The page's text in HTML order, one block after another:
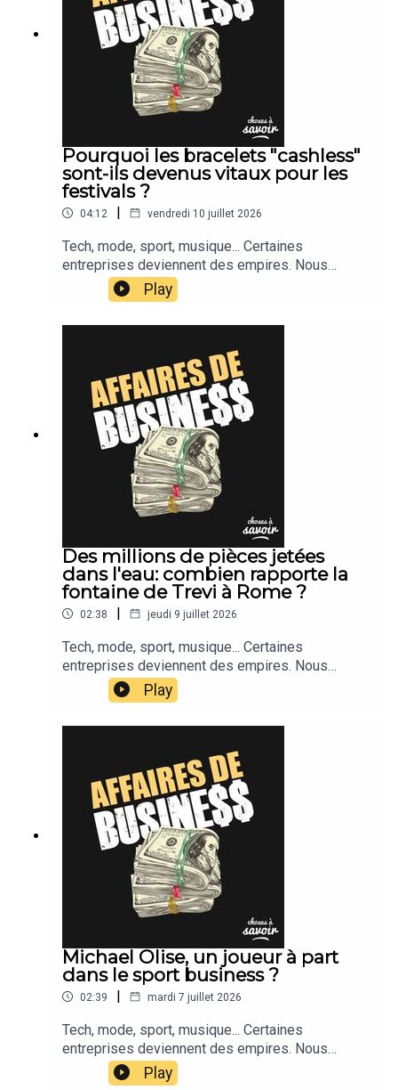
Pourquoi les bracelets "cashless"
sont-ils devenus vitaux pour les
festivals ?
04:12 | vendredi 10 juillet 2026
Tech, mode, sport, musique... Certaines
entreprises deviennent des empires. Nous
suivons leur actu.
Play
Des millions de pièces jetées
dans l'eau: combien rapporte la
fontaine de Trevi à Rome ?
02:38 | jeudi 9 juillet 2026
Tech, mode, sport, musique... Certaines
entreprises deviennent des empires. Nous
suivons leur actu.
Play
Michael Olise, un joueur à part
dans le sport business ?
02:39 | mardi 7 juillet 2026
Tech, mode, sport, musique... Certaines
entreprises deviennent des empires. Nous
suivons leur actu.
Play